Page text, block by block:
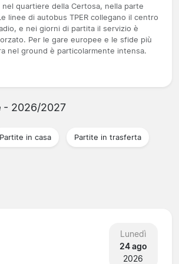
nel quartiere della Certosa, nella parte
linee di autobus TPER collegano il centro
e nei giorni di partita il servizio è
Per le gare europee e le sfide più
nel ground è particolarmente intensa.
- 2026/2027
Partite in casa Partite in trasferta
Lunedì
24 ago
2026